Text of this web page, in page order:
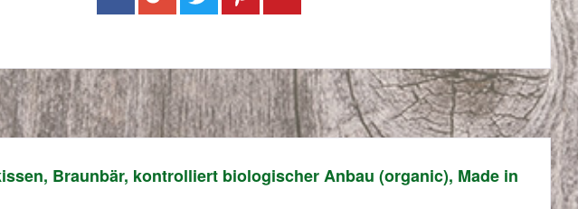
Braunbär, kontrolliert biologischer Anbau (organic), Made in